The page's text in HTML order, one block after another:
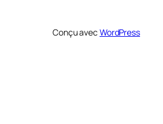
Conçu avec WordPress